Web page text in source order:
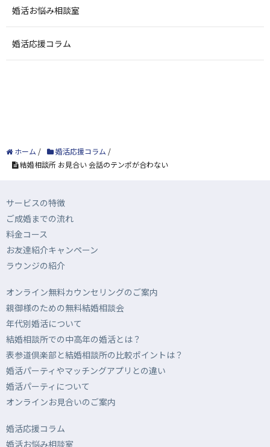
婚活お悩み相談室
婚活応援コラム
ホーム / 婚活応援コラム /
結婚相談所 お見合い 会話のテンポが合わない
サービスの特徴
ご成婚までの流れ
料金コース
お友達紹介キャンペーン
ラウンジの紹介
オンライン無料カウンセリングのご案内
親御様のための無料結婚相談会
年代別婚活について
結婚相談所での中高年の婚活とは？
表参道倶楽部と結婚相談所の比較ポイントは？
婚活パーティやマッチングアプリとの違い
婚活パーティについて
オンラインお見合いのご案内
婚活応援コラム
婚活お悩み相談室